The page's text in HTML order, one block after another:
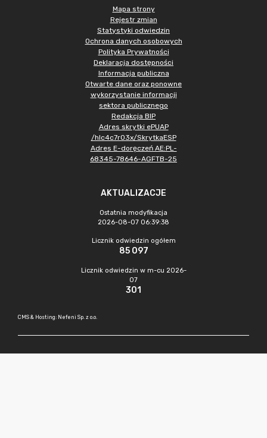
Mapa strony
Rejestr zmian
Statystyki odwiedzin
Ochrona danych osobowych
Polityka Prywatności
Deklaracja dostępności
Informacja publiczna
Otwarte dane oraz ponowne
wykorzystanie informacji
sektora publicznego
Redakcja BIP
Adres skrytki ePUAP
/hlc4c7r03x/SkrytkaESP
Adres E-doręczeń AE:PL-
68345-78646-AGFTB-25
AKTUALIZACJE
Ostatnia modyfikacja
2026-08-07 06:39:38
Licznik odwiedzin ogółem
85 097
Licznik odwiedzin w m-cu 2026-
07
301
CMS & Hosting: Nefeni Sp. z o.o.